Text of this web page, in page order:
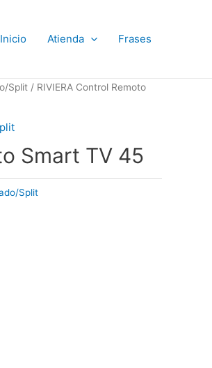
Inicio Atienda Frases
Split / RIVIERA Control Remoto
Smart TV 45
Split